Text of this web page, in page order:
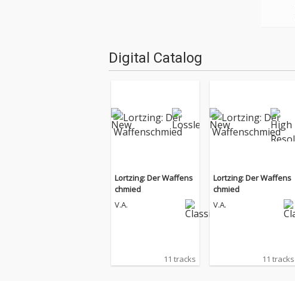
Digital Catalog
Lortzing: Der Waffens
chmied
V.A.
11 tracks
Lortzing: Der Waffens
chmied
V.A.
11 tracks